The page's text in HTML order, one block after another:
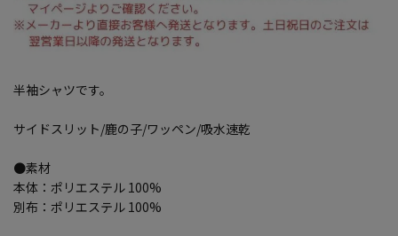
半袖シャツです。
サイドスリット/鹿の子/ワッペン/吸水速乾
●素材
本体：ポリエステル 100%
別布：ポリエステル 100%